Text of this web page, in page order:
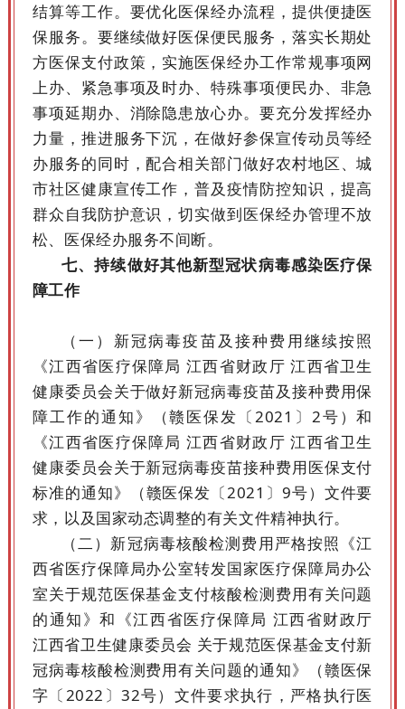
结算等工作。要优化医保经办流程，提供便捷医
保服务。要继续做好医保便民服务，落实长期处
方医保支付政策，实施医保经办工作常规事项网
上办、紧急事项及时办、特殊事项便民办、非急
事项延期办、消除隐患放心办。要充分发挥经办
力量，推进服务下沉，在做好参保宣传动员等经
办服务的同时，配合相关部门做好农村地区、城
市社区健康宣传工作，普及疫情防控知识，提高
群众自我防护意识，切实做到医保经办管理不放
松、医保经办服务不间断。
七、持续做好其他新型冠状病毒感染医疗保
障工作
（一）新冠病毒疫苗及接种费用继续按照
《江西省医疗保障局 江西省财政厅 江西省卫生
健康委员会关于做好新冠病毒疫苗及接种费用保
障工作的通知》（赣医保发〔2021〕2号）和
《江西省医疗保障局 江西省财政厅 江西省卫生
健康委员会关于新冠病毒疫苗接种费用医保支付
标准的通知》（赣医保发〔2021〕9号）文件要
求，以及国家动态调整的有关文件精神执行。
（二）新冠病毒核酸检测费用严格按照《江
西省医疗保障局办公室转发国家医疗保障局办公
室关于规范医保基金支付核酸检测费用有关问题
的通知》和《江西省医疗保障局 江西省财政厅
江西省卫生健康委员会 关于规范医保基金支付新
冠病毒核酸检测费用有关问题的通知》（赣医保
字〔2022〕32号）文件要求执行，严格执行医